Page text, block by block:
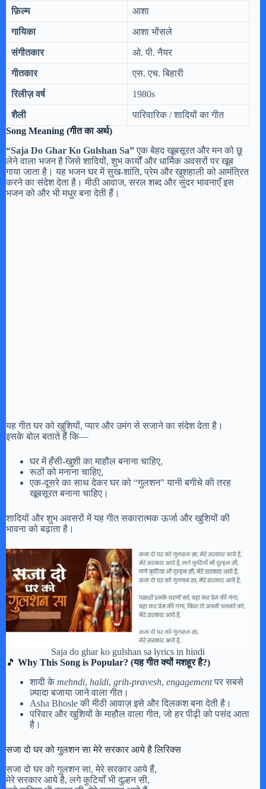
फ़िल्म आशा
गायिका आशा भोंसले
संगीतकार ओ. पी. नैयर
गीतकार एस. एच. बिहारी
रिलीज़ वर्ष 1980s
शैली
पारिवारिक / शादियों का गीत
Song Meaning (गीत का अर्थ)
“Saja Do Ghar Ko Gulshan Sa”एक बेहद खूबसूरत और मन को छू
लेने वाला भजन है जिसे शादियों, शुभ कार्यों और धार्मिक अवसरों पर खूब
गाया जाता है। यह भजन घर में सुख-शांति, प्रेम और खुशहाली को आमंत्रित
करने का संदेश देता है। मीठी आवाज, सरल शब्द और सुंदर भावनाएँ इस
भजन को और भी मधुर बना देती हैं।
यह गीत घर को खुशियों, प्यार और उमंग से सजाने का संदेश देता है।
इसके बोल बताते हैं कि—
घर में हँसी-खुशी का माहौल बनाना चाहिए,
रूठों को मनाना चाहिए,
एक-दूसरे का साथ देकर घर को “गुलशन” यानी बगीचे की तरह
खूबसूरत बनाना चाहिए।
शादियों और शुभ अवसरों में यह गीत सकारात्मक ऊर्जा और खुशियों की
भावना को बढ़ाता है।
Saja do ghar ko gulshan sa lyrics in hindi
🎵 Why This Song is Popular? (यह गीत क्यों मशहूर है?)
शादी के mehndi, haldi, grih-pravesh, engagementपर सबसे
ज़्यादा बजाया जाने वाला गीत।
Asha Bhosle की मीठी आवाज़ इसे और दिलकश बना देती है।
परिवार और खुशियों के माहौल वाला गीत, जो हर पीढ़ी को पसंद आता
है।
सजा दो घर को गुलशन सा मेरे सरकार आये है लिरिक्स
सजा दो घर को गुलशन सा, मेरे सरकार आये हैं,
मेरे सरकार आये है, लगे कुटियाँ भी दुल्हन सी,